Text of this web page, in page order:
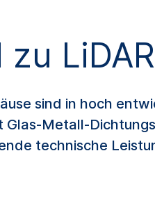
zu
sind in hoch
Glas-Metall-
technische